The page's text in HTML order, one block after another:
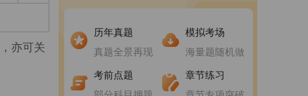
，亦可关
历年真题
真题全景再现
模拟考场
海量题随机做
考前点题
进入做题
章节练习
进入做题
进入做题 进入做题